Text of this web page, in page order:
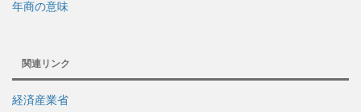
年商の意味
関連リンク
経済産業省